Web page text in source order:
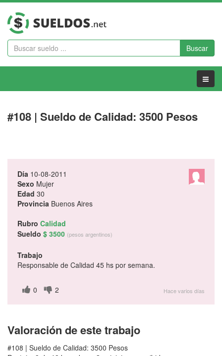
Buscar
Menu
#108 | Sueldo de Calidad: 3500 Pesos
Día 10-08-2011
Sexo Mujer
Edad 30
Provincia Buenos Aires
Rubro Calidad
Sueldo $ 3500 (pesos argentinos)
Trabajo
Responsable de Calidad 45 hs por semana.
0 2 Hace varios días
Valoración de este trabajo
#108 | Sueldo de Calidad: 3500 Pesos